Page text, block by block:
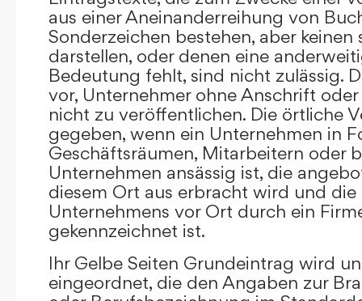
aus einer Aneinanderreihung von
Sonderzeichen bestehen, aber keinen
darstellen, oder denen eine
Bedeutung fehlt, sind nicht zulässig.
vor, Unternehmer ohne Anschrift
nicht zu veröffentlichen. Die örtliche
gegeben, wenn ein Unternehmen in
Geschäftsräumen, Mitarbeitern oder
Unternehmen ansässig ist, die
diesem Ort aus erbracht wird und die
Unternehmens vor Ort durch ein
gekennzeichnet ist.
Ihr Gelbe Seiten Grundeintrag wird
eingeordnet, die den Angaben zur